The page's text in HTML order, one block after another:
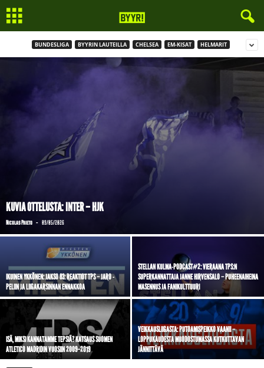
BUNDESLIGA BYYRIN LAUTEILLA CHELSEA EM-KISAT HELMARIT
KUVIA OTTELUSTA: INTER – HJK
Nicolas Prieto - 09/05/2026
IKUINEN YKKÖNEN: JAKSO 83: REAKTIOT TPS – JARO -
PELIIN JA LIIGAKARSINNAN ENNAKKOA
STELLAN KULMA-PODCAST#2: VIERAANA TPS:N
SUPERKANNATTAJA JANNE HIRVENSALO – PUHEENAIHEINA
MASENNUS JA FANIKULTTUURI
ISÄ, MIKSI KANNATAMME TEPSIÄ? KATSAUS SUOMEN
ATLETICO MADRIDIN VUOSIIN 2009–2019
VEIKKAUSLIIGASTA: PUTOAMISPEIKKO VAANII –
LOPPUKAUDESTA MUODOSTUMASSA KUTKUTTAVAN
JÄNNITTÄVÄ